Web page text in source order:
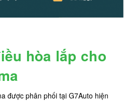
hòa lắp cho
được phân phối tại G7Auto hiện